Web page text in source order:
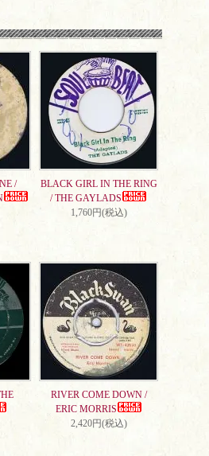
/
BLACK GIRL IN THE RING
/ THE GAYLADS
1,760円(税込)
RIVER COME DOWN /
ERIC MORRIS
2,420円(税込)